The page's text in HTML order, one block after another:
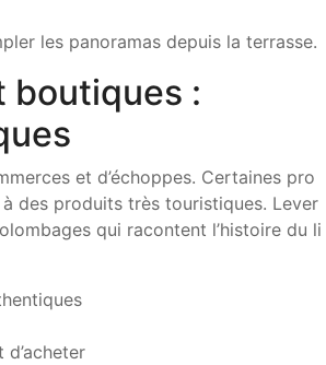
les panoramas depuis la terrasse.
boutiques :
et d’échoppes. Certaines pro
des produits très touristiques. Lever
qui racontent l’histoire du li